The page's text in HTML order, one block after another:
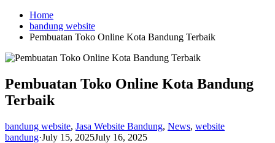
Skip
content
Home
bandung website
Pembuatan Toko Online Kota Bandung Terbaik
Pembuatan Toko Online Kota Bandung
Terbaik
bandung website, Jasa Website Bandung, News, website
bandung·July 15, 2025July 16, 2025